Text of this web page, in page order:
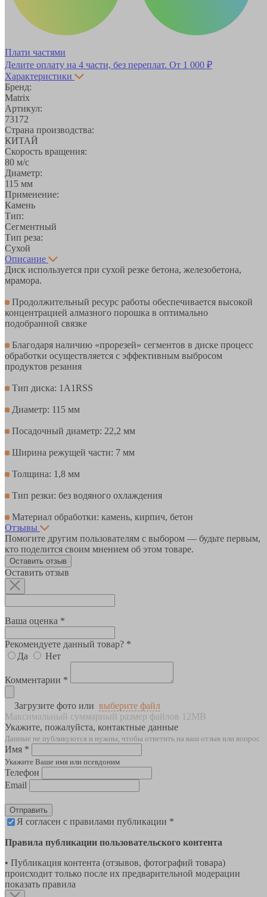
Плати частями
Делите оплату на 4 части, без переплат. От 1 000 ₽
Характеристики
Бренд:
Matrix
Артикул:
73172
Страна производства:
КИТАЙ
Скорость вращения:
80 м/с
Диаметр:
115 мм
Применение:
Камень
Тип:
Сегментный
Тип реза:
Сухой
Описание
Диск используется при сухой резке бетона, железобетона,
мрамора.
Продолжительный ресурс работы обеспечивается высокой
концентрацией алмазного порошка в оптимально
подобранной связке
Благодаря наличию «прорезей» сегментов в диске процесс
обработки осуществляется с эффективным выбросом
продуктов резания
Тип диска: 1A1RSS
Диаметр: 115 мм
Посадочный диаметр: 22,2 мм
Ширина режущей части: 7 мм
Толщина: 1,8 мм
Тип резки: без водяного охлаждения
Материал обработки: камень, кирпич, бетон
Отзывы
Помогите другим пользователям с выбором — будьте первым,
кто поделится своим мнением об этом товаре.
Оставить отзыв
Оставить отзыв
Ваша оценка *
Рекомендуете данный товар? *
Да
Нет
Комментарии *
Загрузите фото или выберите файл
Максимальный суммарный размер файлов 12MB
Укажите, пожалуйста, контактные данные
Данные не публикуются и нужны, чтобы ответить на ваш отзыв или вопрос
Имя *
Укажите Ваше имя или псевдоним
Телефон
Email
Отправить
Я согласен с правилами публикации *
Правила публикации пользовательского контента
• Публикация контента (отзывов, фотографий товара)
происходит только после их предварительной модерации
показать правила